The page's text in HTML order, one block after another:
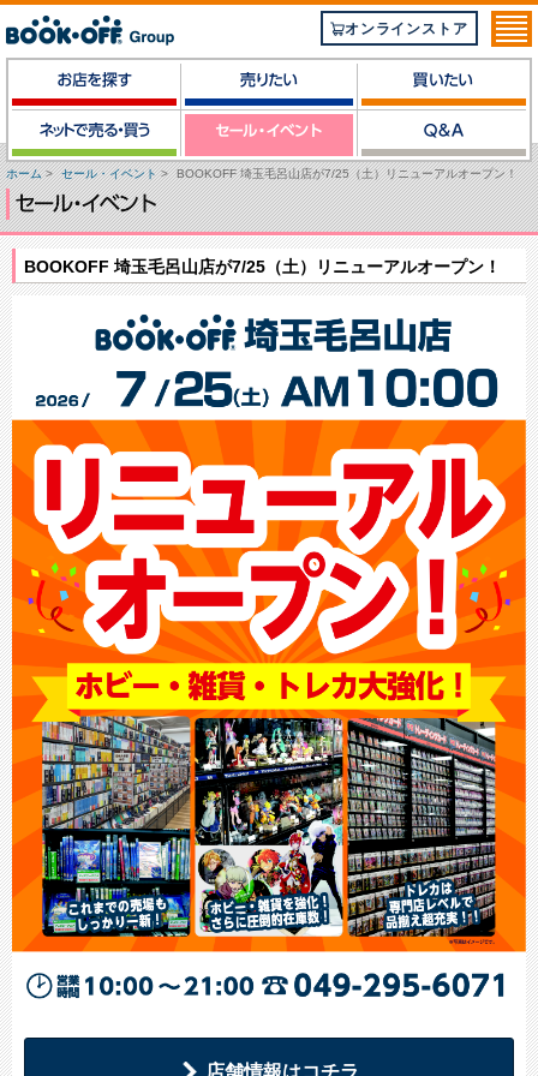
オンラインストア
ホーム> セール・イベント> BOOKOFF 埼玉毛呂山店が7/25（土）リニューアルオープン！
BOOKOFF 埼玉毛呂山店が7/25（土）リニューアルオープン！